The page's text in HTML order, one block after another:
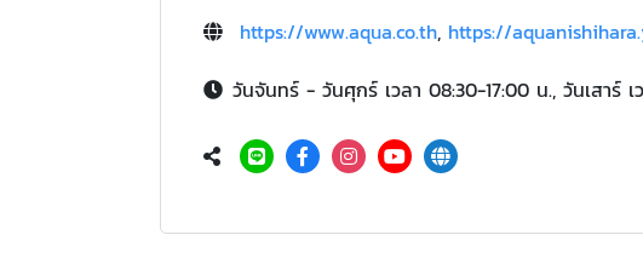
https://www.aqua.co.th, https://
วันจันทร์ - วันศุกร์ เวลา 08:30-17:00 น., วันเสาร์